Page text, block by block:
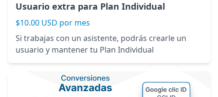
Usuario extra para Plan Individual
$10.00 USD por mes
Si trabajas con un asistente, podrás crearle un
usuario y mantener tu Plan Individual